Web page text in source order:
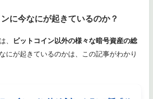
に今なにが起きているのか？
、
ビットコイン以外の様々な暗号資産の総
にが起きているのかは、この記事がわかり